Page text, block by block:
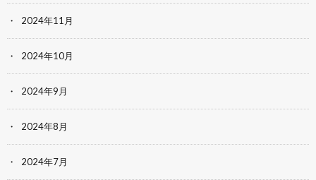
2024年11月
2024年10月
2024年9月
2024年8月
2024年7月